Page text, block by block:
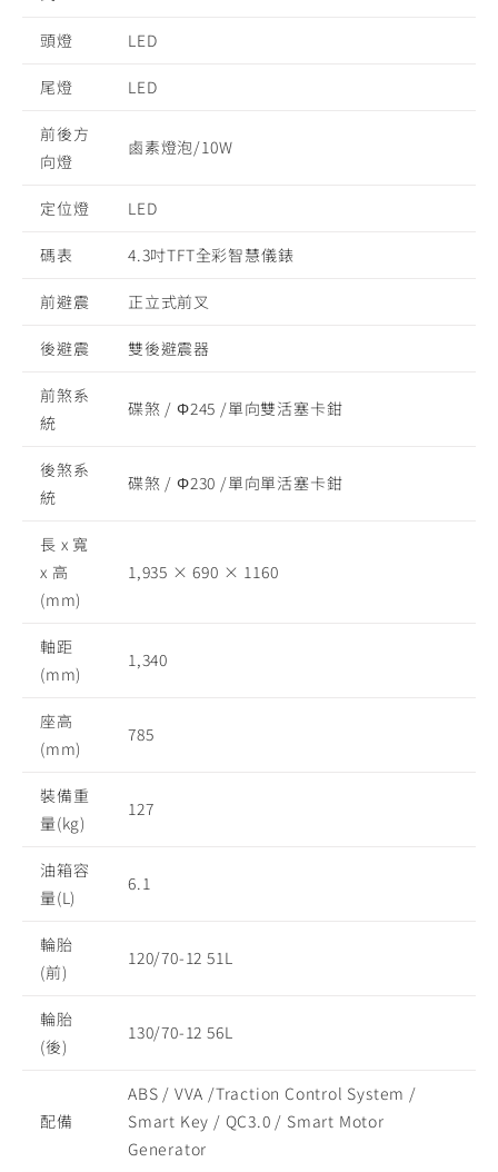
頭燈 LED
尾燈 LED
前後方
向燈
鹵素燈泡/10W
定位燈 LED
碼表 4.3吋TFT全彩智慧儀錶
前避震 正立式前叉
後避震 雙後避震器
前煞系
統
碟煞 / Φ245 /單向雙活塞卡鉗
後煞系
統
碟煞 / Φ230 /單向單活塞卡鉗
長 x 寬
x 高
(mm)
1,935 × 690 × 1160
軸距
(mm)
1,340
座高
(mm)
785
裝備重
量(kg)
127
油箱容
量(L)
6.1
輪胎
(前)
120/70-12 51L
輪胎
(後)
130/70-12 56L
配備
ABS / VVA /Traction Control System /
Smart Key / QC3.0 / Smart Motor
Generator